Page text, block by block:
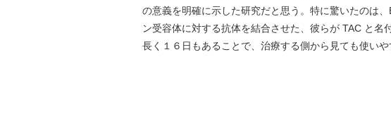
の意義を明確に示した研究だと思う。特に驚いたのは
ン受容体に対する抗体を結合させた、彼らが TAC と名
長く１６日もあることで、治療する側から見ても使い